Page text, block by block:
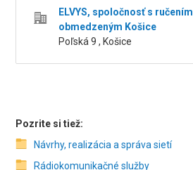
ELVYS, spoločnosť s ručením
obmedzeným Košice
Poľská 9 , Košice
Pozrite si tiež:
Návrhy, realizácia a správa sietí
Rádiokomunikačné služby